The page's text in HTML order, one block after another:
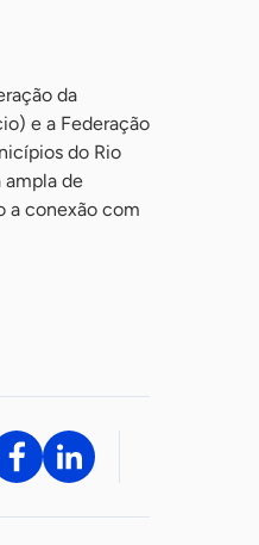
da
e a Federação
do Rio
ampla de
a conexão com